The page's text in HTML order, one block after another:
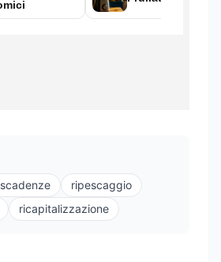
scadenze
ripescaggio
ricapitalizzazione